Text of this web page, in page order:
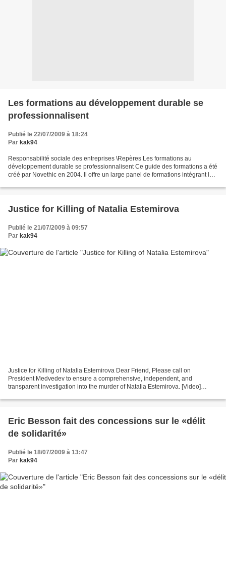
Les formations au développement durable se
professionnalisent
Publié le 22/07/2009 à 18:24
Par kak94
Responsabilité sociale des entreprises \Repères Les formations au
développement durable se professionnalisent Ce guide des formations a été
créé par Novethic en 2004. Il offre un large panel de formations intégrant les
Justice for Killing of Natalia Estemirova
Publié le 21/07/2009 à 09:57
Par kak94
Justice for Killing of Natalia Estemirova Dear Friend, Please call on
President Medvedev to ensure a comprehensive, independent, and
transparent investigation into the murder of Natalia Estemirova. [Video]
Eric Besson fait des concessions sur le «délit
de solidarité»
Publié le 18/07/2009 à 13:47
Par kak94